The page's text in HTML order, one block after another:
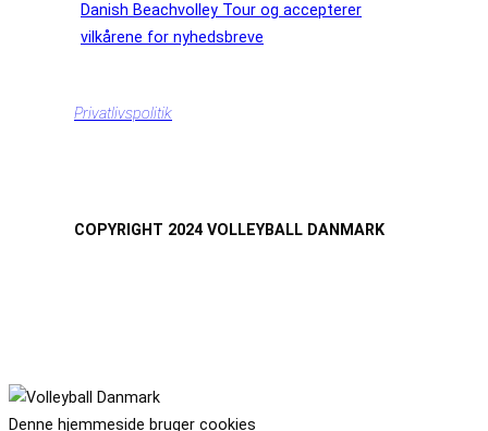
Danish Beachvolley Tour og accepterer
vilkårene for nyhedsbreve
Privatlivspolitik
COPYRIGHT 2024 VOLLEYBALL DANMARK
Denne hjemmeside bruger cookies